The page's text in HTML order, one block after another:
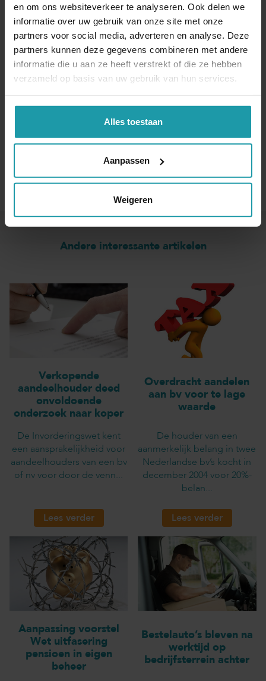
en om ons websiteverkeer te analyseren. Ook delen we
informatie over uw gebruik van onze site met onze
partners voor social media, adverteren en analyse. Deze
partners kunnen deze gegevens combineren met andere
informatie die u aan ze heeft verstrekt of die ze hebben
verzameld op basis van uw gebruik van hun services.
Alles toestaan
Aanpassen
Weigeren
Schrijf je hieronder in voor onze maandelijkse
mailing.
Naam*
Andere interessante artikelen
Verkopende
aandeelhouder deed
onvoldoende
onderzoek naar koper
De Invorderingswet kent
een aansprakelijkheid voor
aandeelhouders van een bv
of nv voor door de venn...
Lees verder
Overdracht aandelen
aan bv voor te lage
waarde
De houder van een
aanmerkelijk belang in twee
Nederlandse bv’s kocht in
december 2004 voor 20%-
belan...
Lees verder
Aanpassing voorstel
Wet uitfasering
pensioen in eigen
beheer
Bestelauto’s bleven na
werktijd op
bedrijfsterrein achter